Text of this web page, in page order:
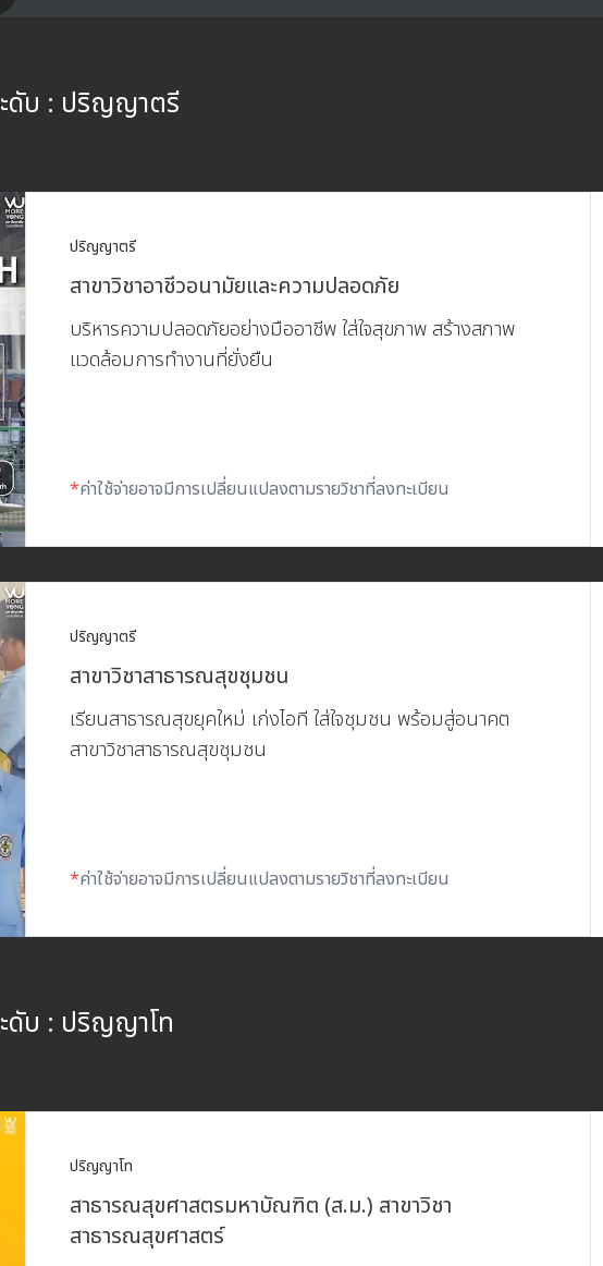
ดับ : ปริญญาตรี
ปริญญาตรี
สาขาวิชาอาชีวอนามัยและความปลอดภัย
บริหารความปลอดภัยอย่างมืออาชีพ ใส่ใจสุขภาพ สร้างสภาพ
แวดล้อมการทำงานที่ยั่งยืน
*ค่าใช้จ่ายอาจมีการเปลี่ยนแปลงตามรายวิชาที่ลงทะเบียน
ปริญญาตรี
สาขาวิชาสาธารณสุขชุมชน
เรียนสาธารณสุขยุคใหม่ เก่งไอที ใส่ใจชุมชน พร้อมสู่อนาคต
สาขาวิชาสาธารณสุขชุมชน
*ค่าใช้จ่ายอาจมีการเปลี่ยนแปลงตามรายวิชาที่ลงทะเบียน
ดับ : ปริญญาโท
ปริญญาโท
สาธารณสุขศาสตรมหาบัณฑิต (ส.ม.) สาขาวิชา
สาธารณสุขศาสตร์